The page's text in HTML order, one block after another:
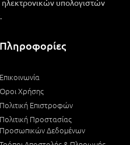
Πληροφορίες
Επικοινωνία
Όροι Χρήσης
Πολιτική Επιστροφών
Πολιτική Προστασίας
Προσωπικών Δεδομένων